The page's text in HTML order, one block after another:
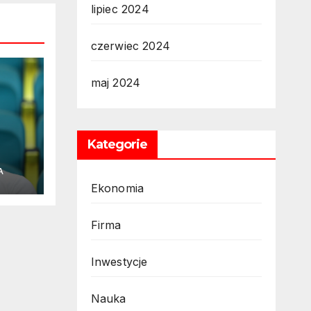
lipiec 2024
czerwiec 2024
maj 2024
Kategorie
Ekonomia
Firma
Inwestycje
Nauka